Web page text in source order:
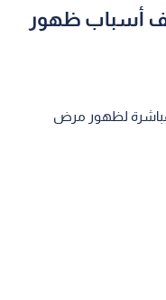
أسباب ظهور
لظهور مرض